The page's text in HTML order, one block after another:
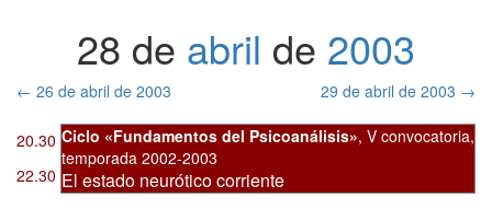
28 de abril de 2003
← 26 de abril de 2003 29 de abril de 2003 →
20.30 Ciclo «Fundamentos del Psicoanálisis», V convocatoria,
temporada 2002-2003
El estado neurótico corriente
22.30